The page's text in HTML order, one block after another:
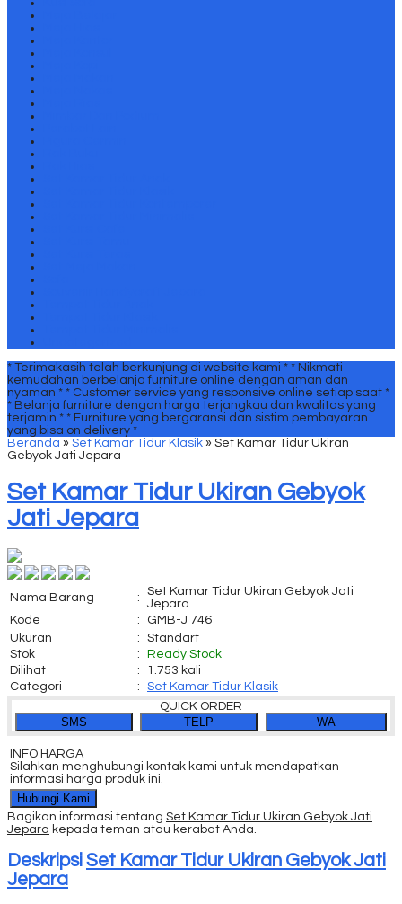
* Terimakasih telah berkunjung di website kami * * Nikmati
kemudahan berbelanja furniture online dengan aman dan
nyaman * * Customer service yang responsive online setiap saat *
* Belanja furniture dengan harga terjangkau dan kwalitas yang
terjamin * * Furniture yang bergaransi dan sistim pembayaran
yang bisa on delivery *
Beranda » Set Kamar Tidur Klasik » Set Kamar Tidur Ukiran
Gebyok Jati Jepara
Set Kamar Tidur Ukiran Gebyok
Jati Jepara
Nama Barang :
Set Kamar Tidur Ukiran Gebyok Jati
Jepara
Kode
:
GMB-J 746
Ukuran
:
Standart
Stok
:
Ready Stock
Dilihat
:
1.753 kali
Categori
:
Set Kamar Tidur Klasik
QUICK ORDER
SMS TELP WA
INFO HARGA
Silahkan menghubungi kontak kami untuk mendapatkan
informasi harga produk ini.
Hubungi Kami
Bagikan informasi tentang Set Kamar Tidur Ukiran Gebyok Jati
Jepara kepada teman atau kerabat Anda.
DeskripsiSet Kamar Tidur Ukiran Gebyok Jati
Jepara